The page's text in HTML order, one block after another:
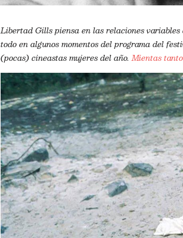
Libertad Gills piensa en las relaciones
todo en algunos momentos del programa del
(pocas) cineastas mujeres del año.Mientas